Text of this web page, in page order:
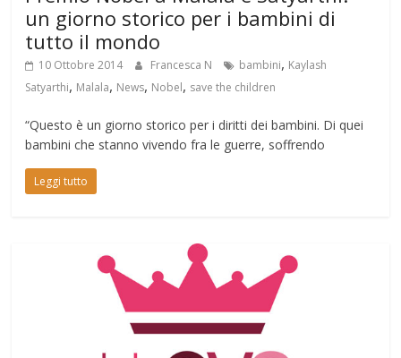
un giorno storico per i bambini di
tutto il mondo
10 Ottobre 2014 Francesca N bambini, Kaylash
Satyarthi, Malala, News, Nobel, save the children
“Questo è un giorno storico per i diritti dei bambini. Di quei
bambini che stanno vivendo fra le guerre, soffrendo
Leggi tutto